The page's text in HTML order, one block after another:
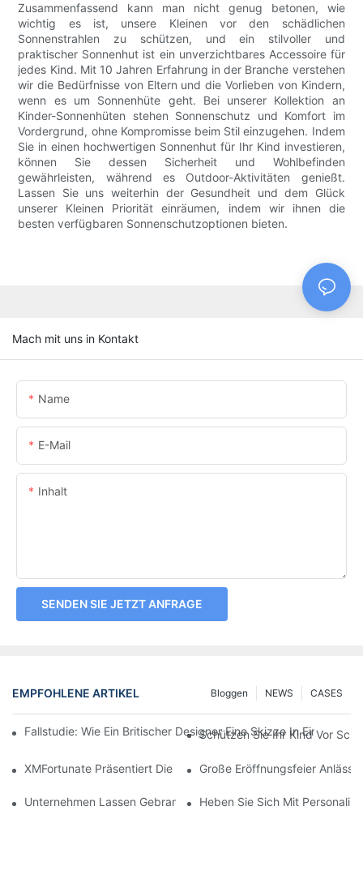
Zusammenfassend kann man nicht genug betonen, wie
wichtig es ist, unsere Kleinen vor den schädlichen
Sonnenstrahlen zu schützen, und ein stilvoller und
praktischer Sonnenhut ist ein unverzichtbares Accessoire für
jedes Kind. Mit 10 Jahren Erfahrung in der Branche verstehen
wir die Bedürfnisse von Eltern und die Vorlieben von Kindern,
wenn es um Sonnenhüte geht. Bei unserer Kollektion an
Kinder-Sonnenhüten stehen Sonnenschutz und Komfort im
Vordergrund, ohne Kompromisse beim Stil einzugehen. Indem
Sie in einen hochwertigen Sonnenhut für Ihr Kind investieren,
können Sie dessen Sicherheit und Wohlbefinden
gewährleisten, während es Outdoor-Aktivitäten genießt.
Lassen Sie uns weiterhin der Gesundheit und dem Glück
unserer Kleinen Priorität einräumen, indem wir ihnen die
besten verfügbaren Sonnenschutzoptionen bieten.
Mach mit uns in Kontakt
Name
E-Mail
Inhalt
SENDEN SIE JETZT ANFRAGE
EMPFOHLENE ARTIKEL CASES
NEWS
Bloggen
Fallstudie: Wie Ein Britischer Designer Eine Skizze In Einen
Schützen Sie Ihr Kind Vor
XMFortunate Präsentiert Die Neue Frühjahr/Sommer-
Große Eröffnungsfeier
Unternehmen Lassen Gebrandete Mützen Für Teambuilding-
Heben Sie Sich Mit